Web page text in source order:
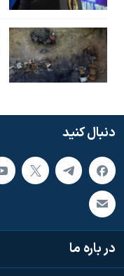
دنبال کنید
در باره ما